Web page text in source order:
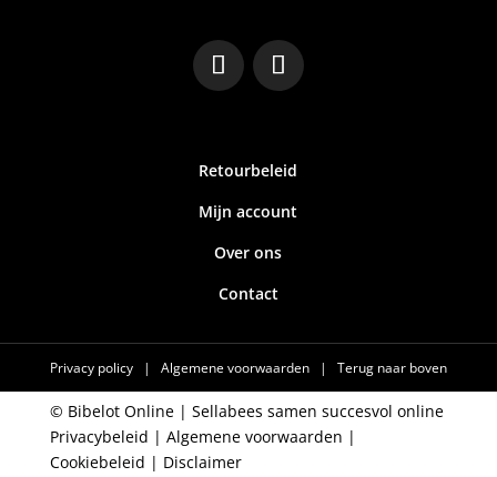
Retourbeleid
Mijn account
Over ons
Contact
Privacy policy | Algemene voorwaarden | Terug naar boven
© Bibelot Online | Sellabees samen succesvol online
Privacybeleid | Algemene voorwaarden |
Cookiebeleid | Disclaimer